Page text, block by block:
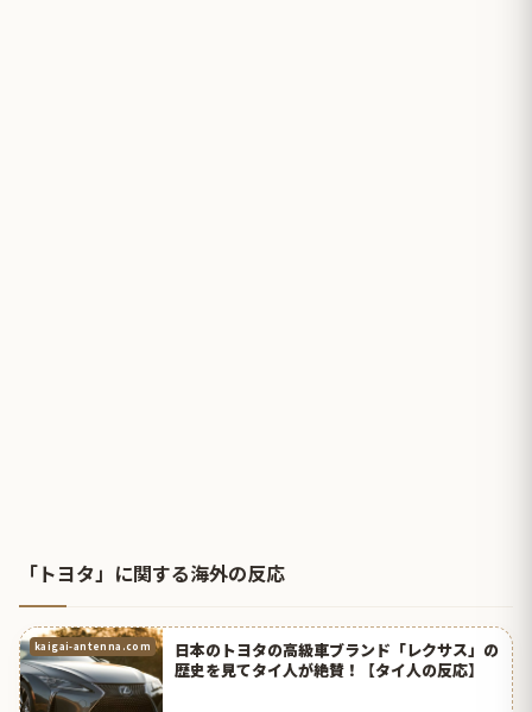
「トヨタ」に関する海外の反応
kaigai-antenna.com
日本のトヨタの高級車ブランド「レクサス」の
歴史を見てタイ人が絶賛！【タイ人の反応】